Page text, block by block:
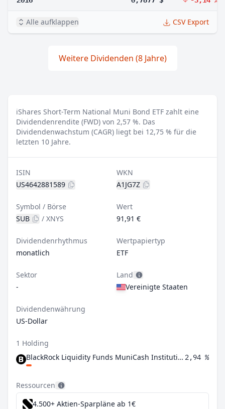
Alle aufklappen CSV Export
Weitere Dividenden (8 Jahre)
iShares Short-Term National Muni Bond ETF zahlt eine
Dividendenrendite (FWD) von 2,57 %. Das
Dividendenwachstum (CAGR) liegt bei 12,75 % für die
letzten 10 Jahre.
ISIN
US4642881589
WKN
A1JG7Z
Symbol / Börse
SUB
/ XNYS
Wert
91,91 €
Dividendenrhythmus
monatlich
Wertpapiertyp
ETF
Sektor
-
Land
Vereinigte Staaten
Dividendenwährung
US-Dollar
1 Holding
BlackRock Liquidity Funds MuniCash Institutional Shares 2,94 %
Ressourcen
4.500+ Aktien-Sparpläne ab 1€